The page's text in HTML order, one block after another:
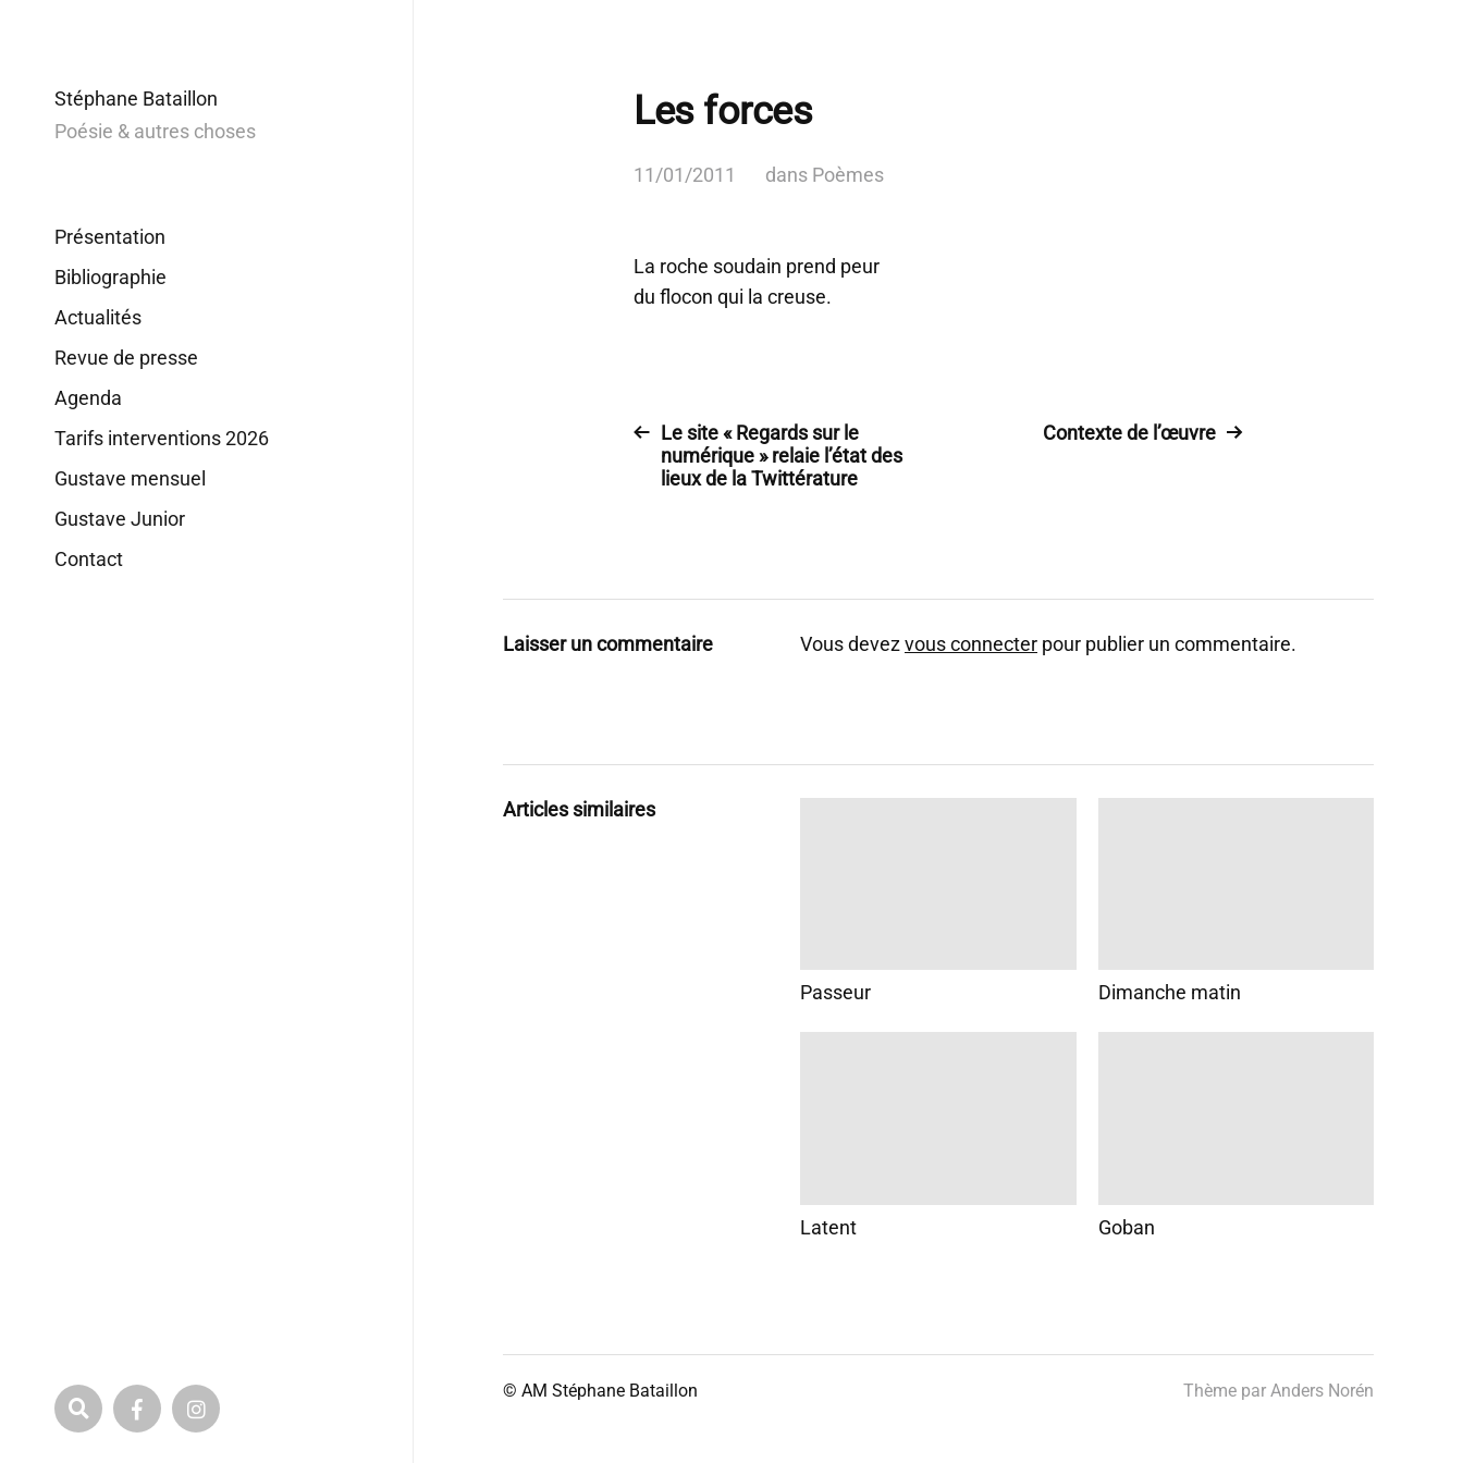
Stéphane Bataillon
Poésie & autres choses
Présentation
Bibliographie
Actualités
Revue de presse
Agenda
Tarifs interventions 2026
Gustave mensuel
Gustave Junior
Contact
Les forces
11/01/2011 dans Poèmes
La roche soudain prend peur
du flocon qui la creuse.
Le site « Regards sur le
numérique » relaie l’état des
lieux de la Twittérature
Contexte de l’œuvre
Laisser un commentaire Vous devezvous connecter pour publier un commentaire.
Articles similaires
Passeur Dimanche matin
Latent Goban
© AM Stéphane Bataillon Thème par Anders Norén